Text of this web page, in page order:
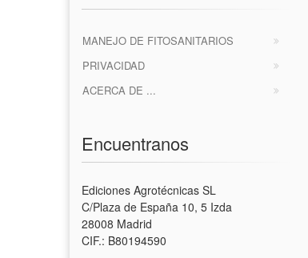
MANEJO DE FITOSANITARIOS
PRIVACIDAD
ACERCA DE ...
Encuentranos
Ediciones Agrotécnicas SL
C/Plaza de España 10, 5 Izda
28008 Madrid
CIF.: B80194590